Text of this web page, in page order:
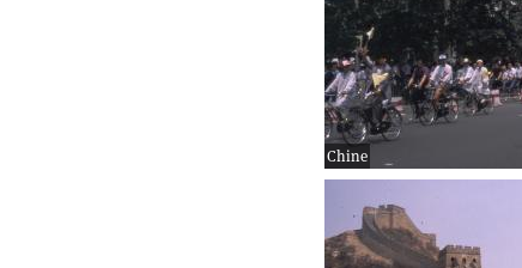
Chine